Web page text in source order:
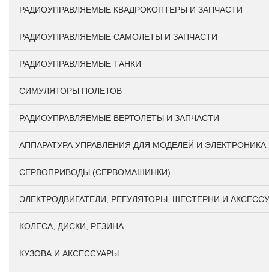
РАДИОУПРАВЛЯЕМЫЕ КВАДРОКОПТЕРЫ И ЗАПЧАСТИ
РАДИОУПРАВЛЯЕМЫЕ САМОЛЕТЫ И ЗАПЧАСТИ
РАДИОУПРАВЛЯЕМЫЕ ТАНКИ
СИМУЛЯТОРЫ ПОЛЕТОВ
РАДИОУПРАВЛЯЕМЫЕ ВЕРТОЛЕТЫ И ЗАПЧАСТИ
АППАРАТУРА УПРАВЛЕНИЯ ДЛЯ МОДЕЛЕЙ И ЭЛЕКТРОНИКА
СЕРВОПРИВОДЫ (СЕРВОМАШИНКИ)
ЭЛЕКТРОДВИГАТЕЛИ, РЕГУЛЯТОРЫ, ШЕСТЕРНИ И
КОЛЕСА, ДИСКИ, РЕЗИНА
КУЗОВА И АКСЕССУАРЫ